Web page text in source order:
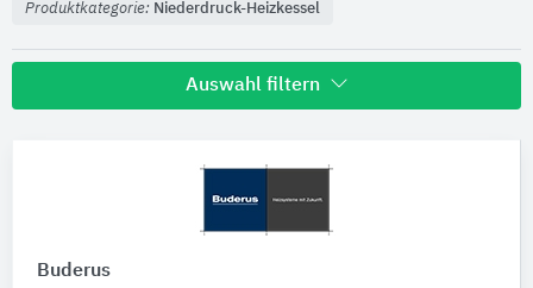
Produktkategorie: Niederdruck-Heizkessel
Auswahl filtern
Buderus